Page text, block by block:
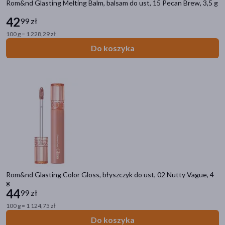
Rom&nd Glasting Melting Balm, balsam do ust, 15 Pecan Brew, 3,5 g
4299 zł
100 g = 1 228,29 zł
Do koszyka
Rom&nd Glasting Color Gloss, błyszczyk do ust, 02 Nutty Vague, 4
g
4499 zł
100 g = 1 124,75 zł
Do koszyka
SPF 50(0)
SPF